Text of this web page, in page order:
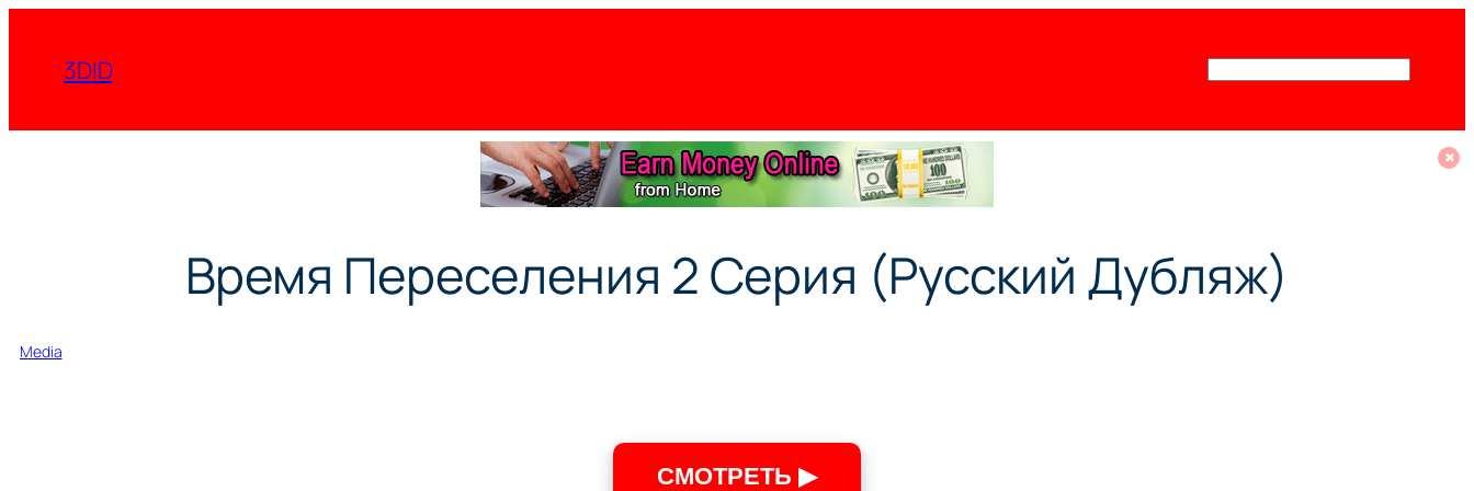
содержимому
3DID Поиск
✖
Время Переселения 2 Серия (Русский Дубляж)
Media
СМОТРЕТЬ ▶